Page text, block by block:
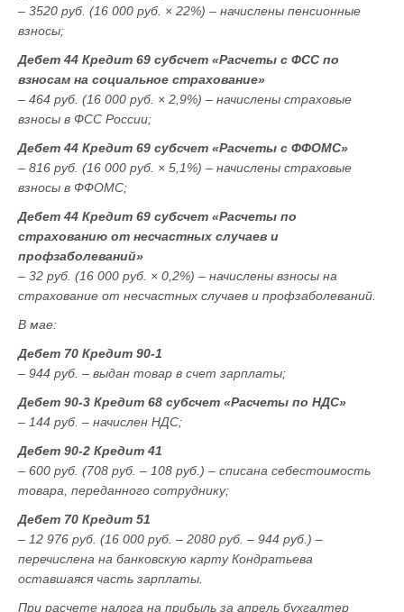
– 3520 руб. (16 000 руб. × 22%) – начислены пенсионные
взносы;
Дебет 44 Кредит 69 субсчет «Расчеты с ФСС по
взносам на социальное страхование»
– 464 руб. (16 000 руб. × 2,9%) – начислены страховые
взносы в ФСС России;
Дебет 44 Кредит 69 субсчет «Расчеты с ФФОМС»
– 816 руб. (16 000 руб. × 5,1%) – начислены страховые
взносы в ФФОМС;
Дебет 44 Кредит 69 субсчет «Расчеты по
страхованию от несчастных случаев и
профзаболеваний»
– 32 руб. (16 000 руб. × 0,2%) – начислены взносы на
страхование от несчастных случаев и профзаболеваний.
В мае:
Дебет 70 Кредит 90-1
– 944 руб. – выдан товар в счет зарплаты;
Дебет 90-3 Кредит 68 субсчет «Расчеты по НДС»
– 144 руб. – начислен НДС;
Дебет 90-2 Кредит 41
– 600 руб. (708 руб. – 108 руб.) – списана себестоимость
товара, переданного сотруднику;
Дебет 70 Кредит 51
– 12 976 руб. (16 000 руб. – 2080 руб. – 944 руб.) –
перечислена на банковскую карту Кондратьева
оставшаяся часть зарплаты.
При расчете налога на прибыль за апрель бухгалтер